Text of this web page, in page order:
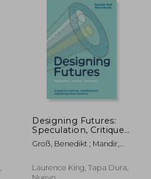
45%
dcto.
Designing Futures:
Speculation, Critique,
Innovation (en
Inglés)
Groß, Benedikt ; Mandir,
Laurence King, Tapa Dura,